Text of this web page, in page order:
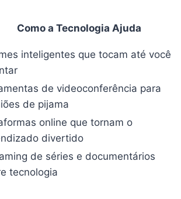
Como a Tecnologia Ajuda
inteligentes que tocam até você
de videoconferência para
de pijama
online que tornam o
divertido
de séries e documentários
tecnologia